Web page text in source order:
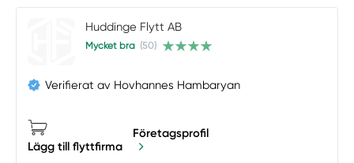
Huddinge Flytt AB
Mycket bra (50)
Verifierat av Hovhannes Hambaryan
Lägg till flyttfirma
Företagsprofil